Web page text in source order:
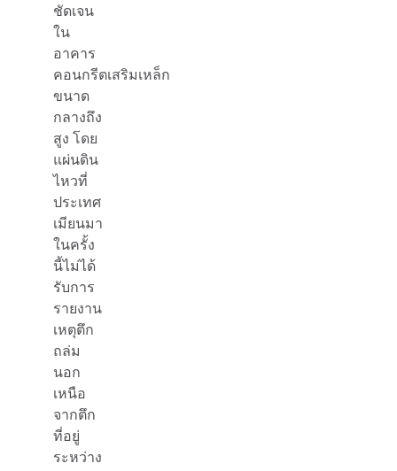
ชัดเจน
ใน
อาคาร
คอนกรีตเสริมเหล็ก
ขนาด
กลางถึง
สูง โดย
แผ่นดิน
ไหวที่
ประเทศ
เมียนมา
ในครั้ง
นี้ไม่ได้
รับการ
รายงาน
เหตุตึก
ถล่ม
นอก
เหนือ
จากตึก
ที่อยู่
ระหว่าง